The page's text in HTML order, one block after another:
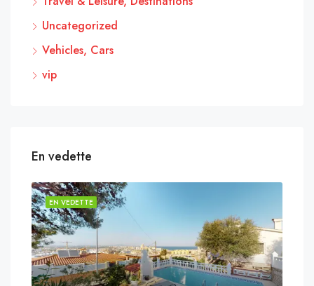
Uncategorized
Vehicles, Cars
vip
En vedette
EN VEDETTE